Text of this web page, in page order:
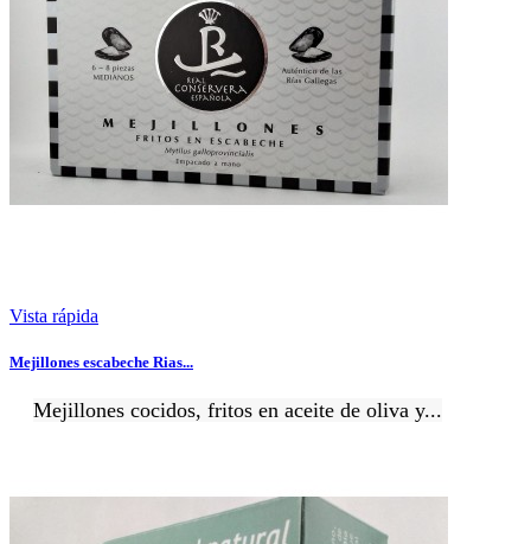
Vista rápida
Mejillones escabeche Rias...
Mejillones cocidos, fritos en aceite de oliva y...